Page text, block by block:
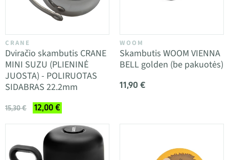
CRANE
Dviračio skambutis CRANE
MINI SUZU (PLIENINĖ
JUOSTA) - POLIRUOTAS
SIDABRAS 22.2mm
15,30 € 12,00 €
WOOM
Skambutis WOOM VIENNA
BELL golden (be pakuotės)
11,90 €